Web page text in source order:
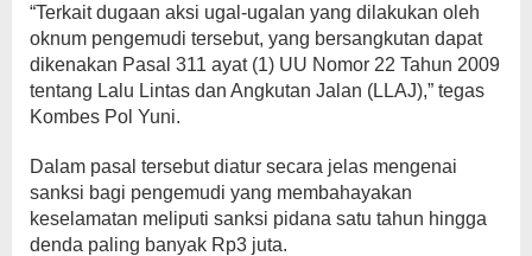
“Terkait dugaan aksi ugal-ugalan yang dilakukan oleh
oknum pengemudi tersebut, yang bersangkutan dapat
dikenakan Pasal 311 ayat (1) UU Nomor 22 Tahun 2009
tentang Lalu Lintas dan Angkutan Jalan (LLAJ),” tegas
Kombes Pol Yuni.
Dalam pasal tersebut diatur secara jelas mengenai
sanksi bagi pengemudi yang membahayakan
keselamatan meliputi sanksi pidana satu tahun hingga
denda paling banyak Rp3 juta.